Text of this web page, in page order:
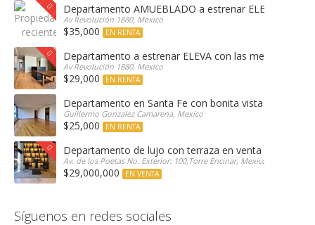
Departamento AMUEBLADO a estrenar ELEVA con
Av Revolución 1880, Mexico
$35,000 EN RENTA
Departamento a estrenar ELEVA con las mejores
Av Revolución 1880, Mexico
$29,000 EN RENTA
Departamento en Santa Fe con bonita vista arbolada
Guillermo Gonzalez Camarena, Mexico
$25,000 EN RENTA
Departamento de lujo con terraza en venta Encinar en
Av. de los Poetas No. Exterior: 100,Torre Encinar, Mexico
$29,000,000 EN VENTA
Síguenos en redes sociales